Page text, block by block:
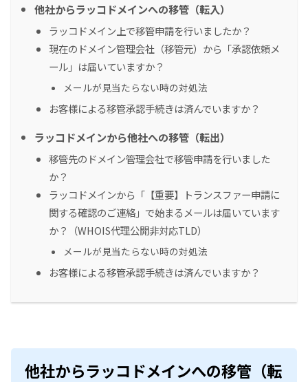
他社からラッコドメインへの移管（転入）
ラッコドメイン上で移管申請を行いましたか？
現在のドメイン管理会社（移管元）から「承認依頼メ
ール」は届いていますか？
メールが見当たらない時の対処法
お客様による移管承認手続きは済んでいますか？
ラッコドメインから他社への移管（転出）
移管先のドメイン管理会社で移管申請を行いました
か？
ラッコドメインから「【重要】トランスファー申請に
関する確認のご連絡」で始まるメールは届いています
か？（WHOIS代理公開非対応TLD）
メールが見当たらない時の対処法
お客様による移管承認手続きは済んでいますか？
他社からラッコドメインへの移管（転